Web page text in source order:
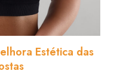
Estética das